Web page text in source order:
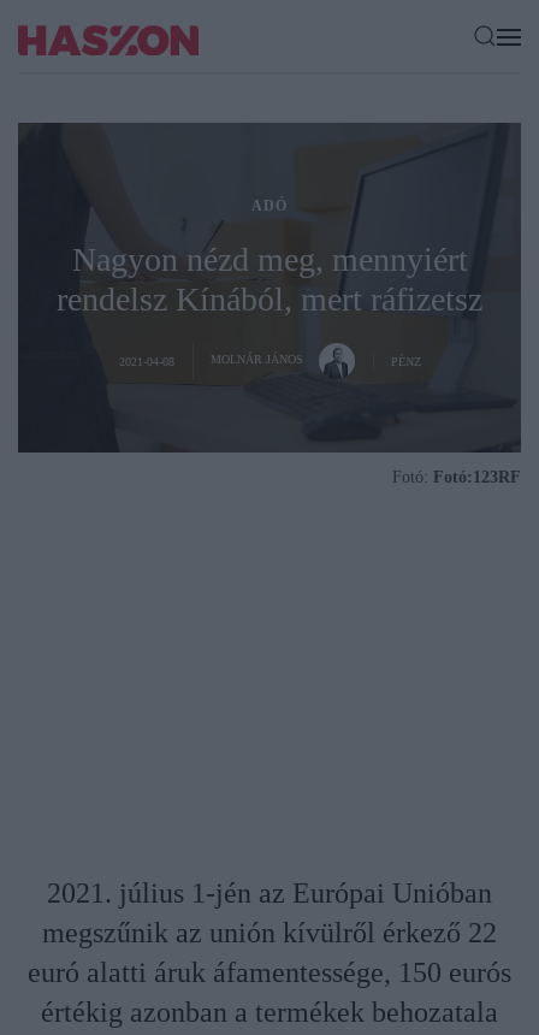
ADÓ
Nagyon nézd meg, mennyiért
rendelsz Kínából, mert ráfizetsz
2021-04-08 MOLNÁR JÁNOS PÉNZ
Fotó: Fotó:123RF
2021. július 1-jén az Európai Unióban
megszűnik az unión kívülről érkező 22
euró alatti áruk áfamentessége, 150 eurós
értékig azonban a termékek behozatala